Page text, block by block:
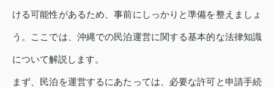
ける可能性があるため、事前にしっかりと準備を整えましょ
う。ここでは、沖縄での民泊運営に関する基本的な法律知識
について解説します。
まず、民泊を運営するにあたっては、必要な許可と申請手続